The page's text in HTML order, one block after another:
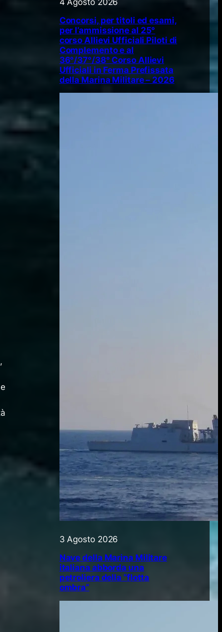
Concorsi, per titoli ed esami,
per l’ammissione al 25°
corso Allievi Ufficiali Piloti di
Complemento e al
36°/37°/38° Corso Allievi
Ufficiali in Ferma Prefissata
della Marina Militare – 2026
3 Agosto 2026
Nave della Marina Militare
italiana abborda una
petroliera della “flotta
ombra”